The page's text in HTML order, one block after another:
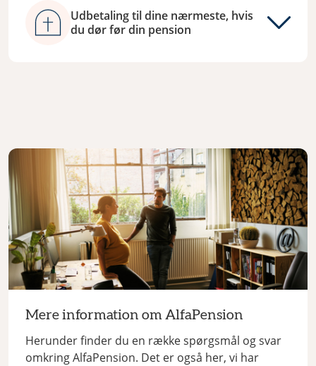
Udbetaling til dine nærmeste, hvis
du dør før din pension
Mere information om AlfaPension
Herunder finder du en række spørgsmål og svar
omkring AlfaPension. Det er også her, vi har